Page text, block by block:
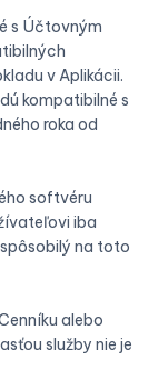
s Účtovným
v Aplikácii.
kompatibilné s
roka od
softvéru
iba
na toto
alebo
služby nie je